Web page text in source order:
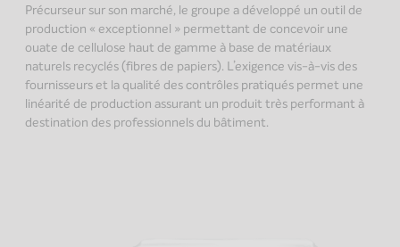
Précurseur sur son marché, le groupe a développé un outil de
production « exceptionnel » permettant de concevoir une
ouate de cellulose haut de gamme à base de matériaux
naturels recyclés (fibres de papiers). L’exigence vis-à-vis des
fournisseurs et la qualité des contrôles pratiqués permet une
linéarité de production assurant un produit très performant à
destination des professionnels du bâtiment.